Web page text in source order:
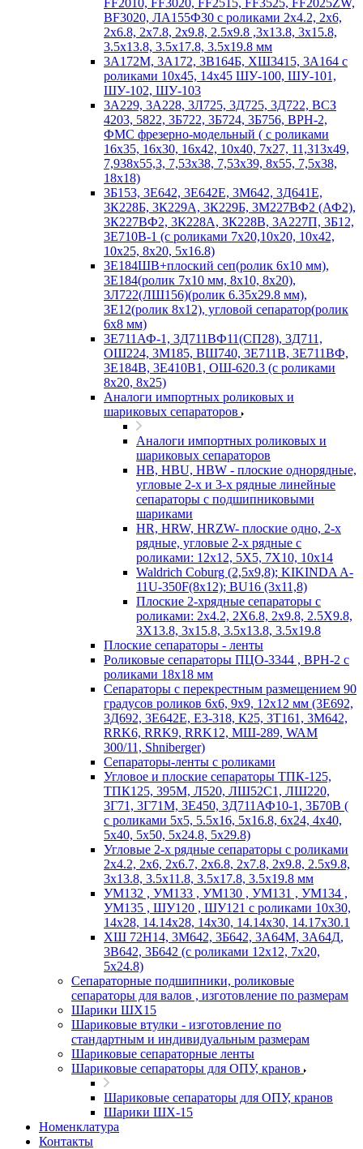
FF2010, FF3020, FF2515, FF3525, FF2025ZW,
BF3020, ЛА155Ф30 с роликами 2х4.2, 2х6,
2х6.8, 2х7.8, 2х9.8, 2.5х9.8 ,3х13.8, 3х15.8,
3.5х13.8, 3.5х17.8, 3.5х19.8 мм
3А172М, 3А172, 3В164Б, ХШ3415, 3А164 с
роликами 10х45, 14х45 ШУ-100, ШУ-101,
ШУ-102, ШУ-103
3А229, 3А228, 3Л725, 3Д725, 3Д722, ВСЗ
4203, 5822, 3Б722, 3Б724, 3Б756, ВРН-2,
ФМС фрезерно-модельный ( с роликами
16х35, 16х30, 16х42, 10х40, 7х27, 11,313х49,
7,938х55,3, 7,53х38, 7,53х39, 8х55, 7,5х38,
18х18)
3Б153, 3Е642, 3Е642Е, 3М642, 3Д641Е,
3К228Б, 3К229А, 3К229Б, 3М227ВФ2 (АФ2),
3К227ВФ2, 3К228А, 3К228В, 3А227П, 3Б12,
3Е710В-1 (с роликами 7х20,10х20, 10х42,
10х25, 8х20, 5х16.8)
3Е184ШВ+плоский сеп(ролик 6х10 мм),
3Е184(ролик 7х10 мм, 8х10, 8х20),
3Л722(ЛШ156)(ролик 6.35х29.8 мм),
3Е12(ролик 8х12), угловой сепаратор(ролик
6х8 мм)
3Е711АФ-1, 3Д711ВФ11(СП28), 3Д711,
ОШ224, 3М185, ВШ740, 3Е711В, 3Е711ВФ,
3Е184В, 3Е410В1, ОШ-620.3 (с роликами
8х20, 8х25)
Аналоги импортных роликовых и
шариковых сепараторов
Аналоги импортных роликовых и
шариковых сепараторов
HB, HBU, HBW - плоские однорядные,
угловые 2-х и 3-х рядные линейные
сепараторы с подшипниковыми
шариками
HR, HRW, HRZW- плоские одно, 2-х
рядные, угловые 2-х рядные с
роликами: 12х12, 5X5, 7X10, 10х14
Waldrich Coburg (2,5х9,8); KIKINDA A-
11U-350F(8х12); BU16 (3х11,8)
Плоские 2-хрядные сепараторы с
роликами: 2х4.2, 2X6.8, 2х9.8, 2.5X9.8,
3X13.8, 3х15.8, 3.5х13.8, 3.5х19.8
Плоские сепараторы - ленты
Роликовые сепараторы ПЦО-3344 , ВРН-2 с
роликами 18х18 мм
Сепараторы с перекрестным размещением 90
градусов роликов 6х6, 9х9, 12х12 мм (3Е692,
3Д692, 3Е642Е, Е3-318, К25, 3Т161, 3М642,
RRK6, RRK9, RRK12, МШ-289, WAM
300/11, Shniberger)
Сепараторы-ленты с роликами
Угловое и плоские сепараторы ТПК-125,
ТПК125, 395М, Л520, ЛШ52С1, ЛШ220,
3Г71, 3Г71М, 3Е450, 3Д711АФ10-1, 3Б70В (
с роликами 5х5, 5.5х16, 5х16.8, 6х24, 4х40,
5х40, 5х50, 5х24.8, 5х29.8)
Угловые 2-х рядные сепараторы с роликами
2х4.2, 2х6, 2х6.7, 2х6.8, 2х7.8, 2х9.8, 2.5х9.8,
3х13.8, 3.5х11.8, 3.5х17.8, 3.5х19.8 мм
УМ132 , УМ133 , УМ130 , УМ131 , УМ134 ,
УМ135 , ШУ120 , ШУ121 с роликами 10х30,
14х28, 14.14х28, 14х30, 14.14х30, 14.17х30.1
ХШ 72Н14, 3М642, 3Б642, 3А64М, 3А64Д,
3В642, 3Б642 (с роликами 12х12, 7х20,
5х24.8)
Сепараторные подшипники, роликовые
сепараторы для валов , изготовление по размерам
Шарики ШХ15
Шариковые втулки - изготовление по
стандартным и индивидуальным размерам
Шариковые сепараторные ленты
Шариковые сепараторы для ОПУ, кранов
Шариковые сепараторы для ОПУ, кранов
Шарики ШХ-15
Номенклатура
Контакты